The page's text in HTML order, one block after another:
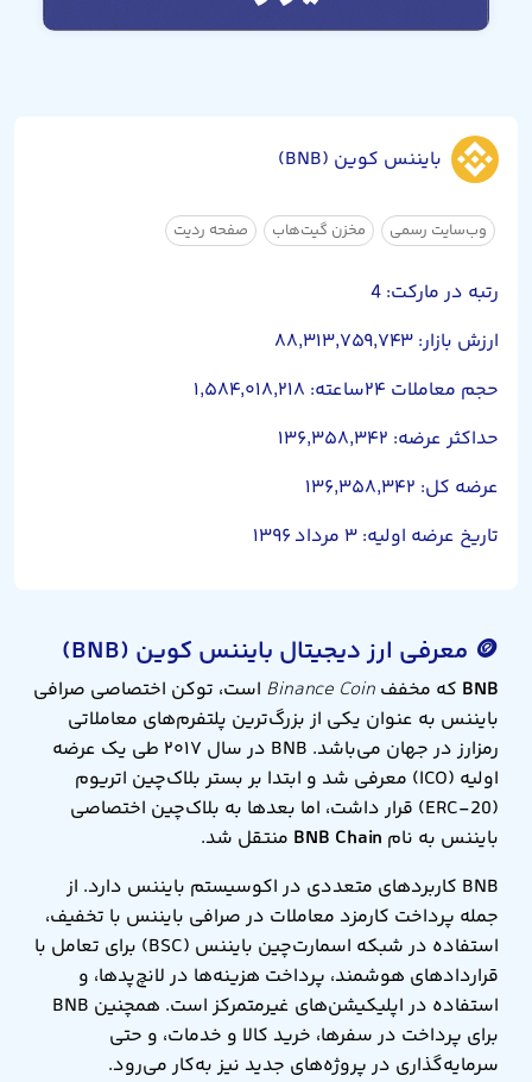
بایننس کوین (BNB)
وب‌سایت رسمی مخزن گیت‌هاب صفحه ردیت
رتبه در مارکت: 4
ارزش بازار: ۸۸,۳۱۳,۷۵۹,۷۴۳
حجم معاملات ۲۴ساعته: ۱,۵۸۴,۰۱۸,۲۱۸
حداکثر عرضه: ۱۳۶,۳۵۸,۳۴۲
عرضه کل: ۱۳۶,۳۵۸,۳۴۲
تاریخ عرضه اولیه: ۳ مرداد ۱۳۹۶
🪙 معرفی ارز دیجیتال بایننس کوین (BNB)
BNB که مخفف Binance Coin است، توکن اختصاصی صرافی
بایننس به عنوان یکی از بزرگ‌ترین پلتفرم‌های معاملاتی
رمزارز در جهان می‌باشد. BNB در سال ۲۰۱۷ طی یک عرضه
اولیه (ICO) معرفی شد و ابتدا بر بستر بلاک‌چین اتریوم
(ERC-20) قرار داشت، اما بعدها به بلاک‌چین اختصاصی
بایننس به نام BNB Chain منتقل شد.
BNB کاربردهای متعددی در اکوسیستم بایننس دارد. از
جمله پرداخت کارمزد معاملات در صرافی بایننس با تخفیف،
استفاده در شبکه اسمارت‌چین بایننس (BSC) برای تعامل با
قراردادهای هوشمند، پرداخت هزینه‌ها در لانچ‌پدها، و
استفاده در اپلیکیشن‌های غیرمتمرکز است. همچنین BNB
برای پرداخت در سفرها، خرید کالا و خدمات، و حتی
سرمایه‌گذاری در پروژه‌های جدید نیز به‌کار می‌رود.